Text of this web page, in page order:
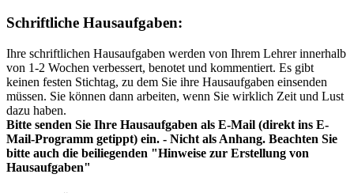
Schriftliche Hausaufgaben:
Ihre schriftlichen Hausaufgaben werden von Ihrem Lehrer innerhalb
von 1-2 Wochen verbessert, benotet und kommentiert. Es gibt
keinen festen Stichtag, zu dem Sie ihre Hausaufgaben einsenden
müssen. Sie können dann arbeiten, wenn Sie wirklich Zeit und Lust
dazu haben.
Bitte senden Sie Ihre Hausaufgaben als E-Mail (direkt ins E-
Mail-Programm getippt) ein. - Nicht als Anhang. Beachten Sie
bitte auch die beiliegenden "Hinweise zur Erstellung von
Hausaufgaben"